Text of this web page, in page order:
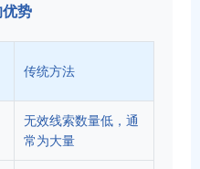
势
传统方法
无效线索数量低，通
常为大量